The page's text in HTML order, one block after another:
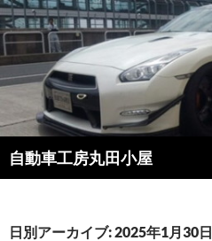
コ
ン
テ
ン
ス
キ
ッ
自動車工房丸田小屋
検
索
日別アーカイブ: 2025年1月30日